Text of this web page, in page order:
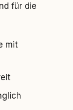
für die
mit